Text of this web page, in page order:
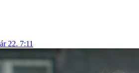
22. 7:11